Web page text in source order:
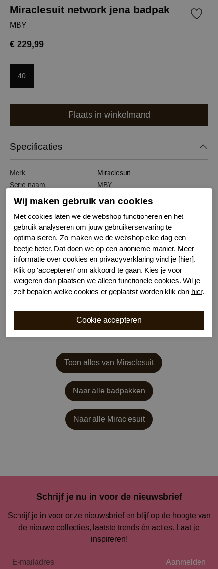
Miraclesuit network jena badpak
MBY
€ 229,99
40
Plaats in winkelmand
Specificaties
Merk
Miraclesuit
Serie naam
MBY
Leveranciercode
Bestelcode
Kleur
Paars
Materiaal
Lycra
Badpakeigenschap
corrigerend
Correctieniveau
sterk
Wasvoorschrift
handwas
Kenmerk
Niet voorgevormd zonder beugel
Toon alles van Miraclesuit
Naar alle badpakken
Naar alle Miraclesuit
Schrijf je nu in voor de nieuwsbrief
Schrijf je in voor onze nieuwsbrief en blijf op de hoogte van
de nieuwe collecties, laatste trends én acties. Laat je
inspireren!
Aanmelden
Wij maken gebruik van cookies
Met cookies laten we de webshop functioneren en het
gebruik analyseren om jouw gebruikerservaring te
optimaliseren. Zo maken we de webshop elke dag een
beetje beter. Dat doen we op een anonieme manier. Meer
informatie over cookies en privacyverklaring vind je [hier].
Klik op 'accepteren' om akkoord te gaan. Kies je voor
weigeren dan plaatsen we alleen functionele cookies. Wil je
zelf bepalen welke cookies er geplaatst worden klik dan hier.